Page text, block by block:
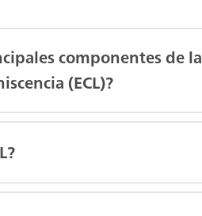
componentes de la
(ECL)?